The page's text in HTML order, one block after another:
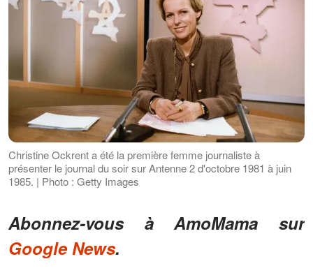
Christine Ockrent a été la première femme journaliste à
présenter le journal du soir sur Antenne 2 d'octobre 1981 à juin
1985. | Photo : Getty Images
Abonnez-vous à AmoMama sur
Google News.